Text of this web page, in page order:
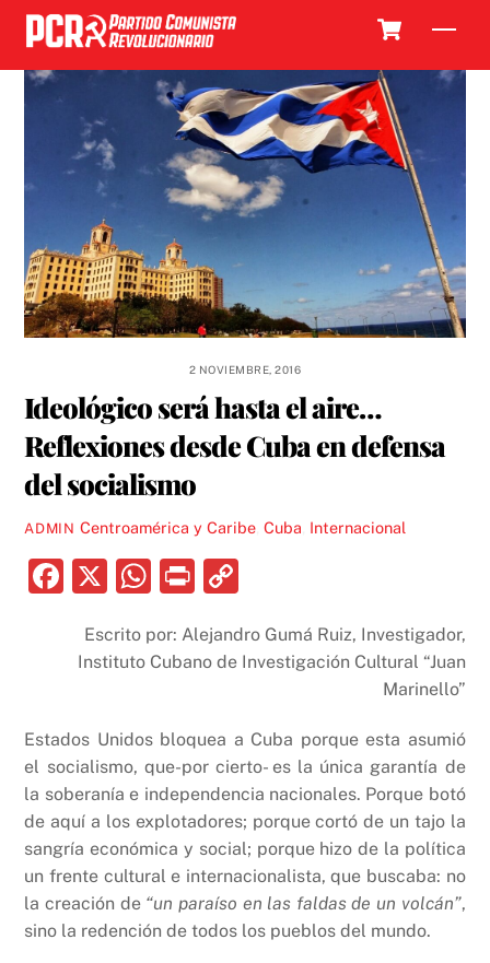
Skip
content
2 NOVIEMBRE, 2016
Ideológico será hasta el aire…
Reflexiones desde Cuba en defensa
del socialismo
ADMIN Centroamérica y Caribe, Cuba Internacional
F
c
e
o
o
k
X
W
at
s
p
p
P
nt p
y
n
k
Escrito por: Alejandro Gumá Ruiz, Investigador,
Instituto Cubano de Investigación Cultural “Juan
Marinello”
Estados Unidos bloquea a Cuba porque esta asumió
el socialismo, que-por cierto- es la única garantía de
la soberanía e independencia nacionales. Porque botó
de aquí a los explotadores; porque cortó de un tajo la
sangría económica y social; porque hizo de la política
un frente cultural e internacionalista, que buscaba: no
la creación de “un paraíso en las faldas de un volcán”,
sino la redención de todos los pueblos del mundo.